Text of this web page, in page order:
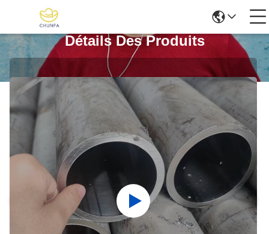
Détails Des Produits